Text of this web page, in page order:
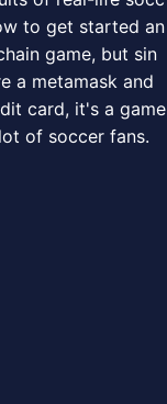
to get started an
game, but sin
a metamask and
card, it's a game
of soccer fans.